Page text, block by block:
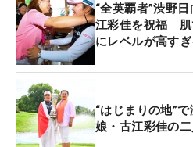
の。フランス産のヴーヴ・
1本約8000円だ。
グリーンそばに集まった勝
真央にそれぞれシャンパン
すると「あのー、私だけエ
手渡されたんですけど…」。
“全英覇者”渋野
江彩佳を祝福 肌
にレベルが高すぎ
“はじまりの地”
娘・古江彩佳の二